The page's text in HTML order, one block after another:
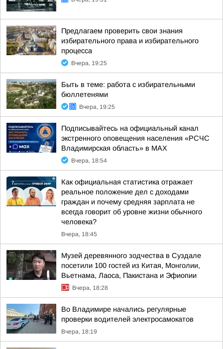
Предлагаем проверить свои знания
избирательного права и избирательного
процесса
Вчера, 19:25
Быть в теме: работа с избирательными
бюллетенями
Вчера, 19:25
Подписывайтесь на официальный канал
экстренного оповещения населения «РСЧС
Владимирская область» в МАХ
Вчера, 18:54
Как официальная статистика отражает
реальное положение дел с доходами
граждан и почему средняя зарплата не
всегда говорит об уровне жизни обычного
человека?
Вчера, 18:45
Музей деревянного зодчества в Суздале
посетили 100 гостей из Китая, Монголии,
Вьетнама, Лаоса, Пакистана и Эфиопии
Вчера, 18:28
Во Владимире начались регулярные
проверки водителей электросамокатов
Вчера, 18:19